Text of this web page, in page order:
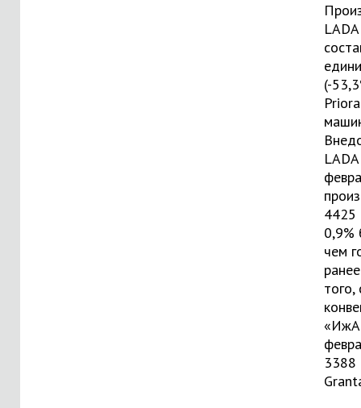
(-
4425
0,9%
чем
того,
3388